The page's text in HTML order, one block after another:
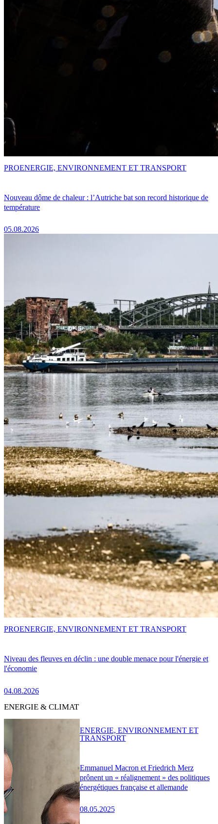
Nouveau dôme de chaleur : l’Autriche bat son record historique de
température
05.08.2026
PROENERGIE, ENVIRONNEMENT ET TRANSPORT
Niveau des fleuves en déclin : une double menace pour l'énergie et
l'économie
04.08.2026
PROENERGIE, ENVIRONNEMENT ET TRANSPORT
ENERGIE & CLIMAT
Emmanuel Macron et Friedrich Merz
prônent un « réalignement » des politiques
énergétiques française et allemande
08.05.2025
ENERGIE, ENVIRONNEMENT ET
TRANSPORT